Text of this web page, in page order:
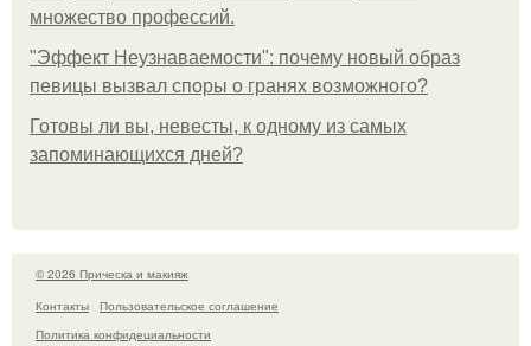
множество профессий.
"Эффект Неузнаваемости": почему новый образ
певицы вызвал споры о гранях возможного?
Готовы ли вы, невесты, к одному из самых
запоминающихся дней?
© 2026 Прическа и макияж
Контакты
Пользовательское соглашение
Политика конфидециальности